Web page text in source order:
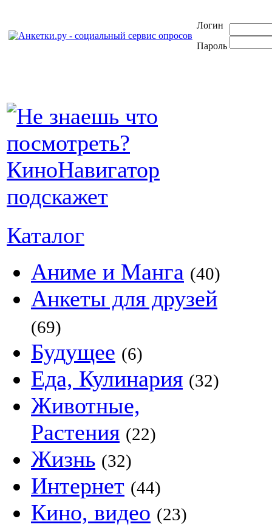
Логин
Пароль
Каталог
Аниме и Манга (40)
Анкеты для друзей
(69)
Будущее (6)
Еда, Кулинария (32)
Животные,
Растения (22)
Жизнь (32)
Интернет (44)
Кино, видео (23)